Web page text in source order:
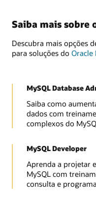
Saiba mais sobre
Descubra mais opções
para soluções do Oracle
MySQL Database
Saiba como
dados com
complexos do
MySQL Developer
Aprenda a projetar
MySQL com
consulta e